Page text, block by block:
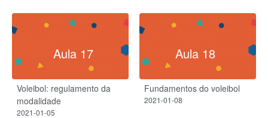
Aula 17
Voleibol: regulamento da
modalidade
2021-01-05
Aula 18
Fundamentos do voleibol
2021-01-08